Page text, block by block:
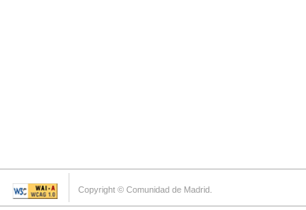
Copyright © Comunidad de Madrid.